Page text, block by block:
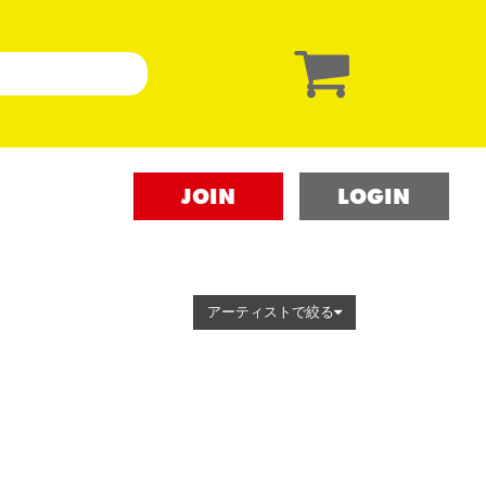
JOIN LOGIN
アーティストで絞る